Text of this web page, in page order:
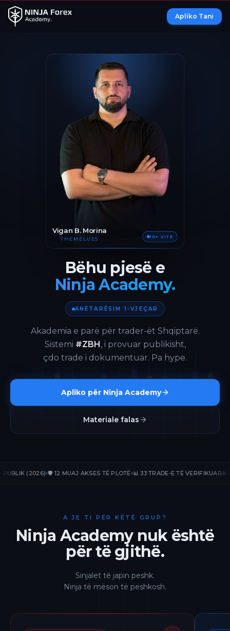
Apliko Tani
Vigan B. Morina
THEMELUES 10+ VITE
Bëhu pjesë e
Ninja Academy.
ANËTARËSIM 1-VJEÇAR
Akademia e parë për trader-ët Shqiptarë.
Sistemi #ZBH, i provuar publikisht,
çdo trade i dokumentuar. Pa hype.
Apliko për Ninja Academy
Materiale falas
(2026) 🛡️ 12 MUAJ AKSES TË PLOTË 📊 33 TRADE-E TË VERIFIKUARA 📈
A JE TI PËR KËTË GRUP?
Ninja Academy nuk është
për të gjithë.
Sinjalet të japin peshk.
Ninja të mëson të peshkosh.